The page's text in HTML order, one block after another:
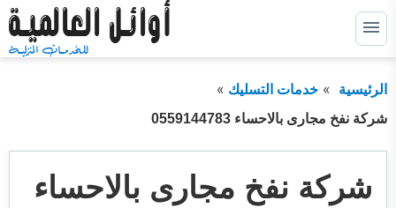
التجاوز
إلى القائمة
عن:
خدمات عزل خزاناتتوسيع
القائمة
الرئيسية
خدمات التسليك
شركة نفخ مجارى بالاحساء 0559144783
شركة نفخ مجارى بالاحساء